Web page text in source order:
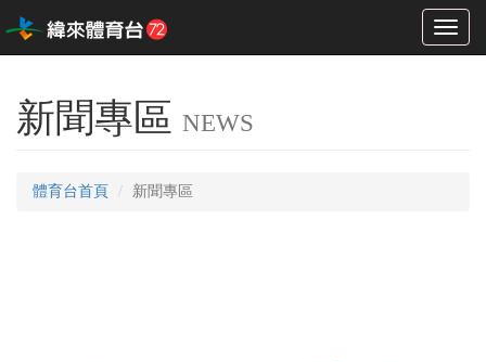
Toggle
新聞專區 NEWS
體育台首頁 新聞專區